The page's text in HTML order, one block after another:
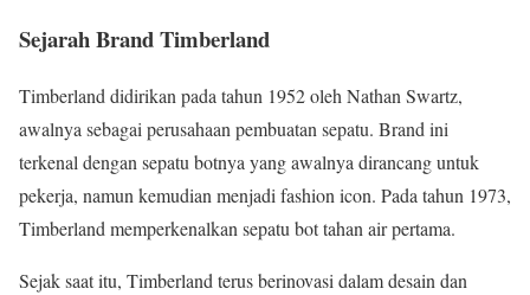
Sejarah Brand Timberland
Timberland didirikan pada tahun 1952 oleh Nathan Swartz,
awalnya sebagai perusahaan pembuatan sepatu. Brand ini
terkenal dengan sepatu botnya yang awalnya dirancang untuk
pekerja, namun kemudian menjadi fashion icon. Pada tahun 1973,
Timberland memperkenalkan sepatu bot tahan air pertama.
Sejak saat itu, Timberland terus berinovasi dalam desain dan